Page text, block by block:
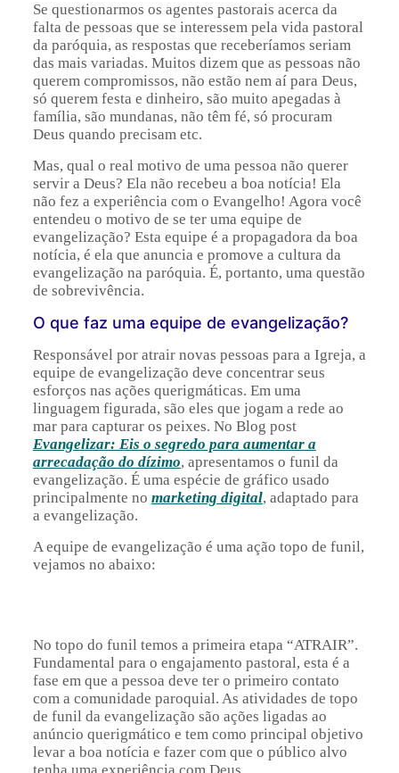
Se questionarmos os agentes pastorais acerca da
falta de pessoas que se interessem pela vida pastoral
da paróquia, as respostas que receberíamos seriam
das mais variadas. Muitos dizem que as pessoas não
querem compromissos, não estão nem aí para Deus,
só querem festa e dinheiro, são muito apegadas à
família, são mundanas, não têm fé, só procuram
Deus quando precisam etc.
Mas, qual o real motivo de uma pessoa não querer
servir a Deus? Ela não recebeu a boa notícia! Ela
não fez a experiência com o Evangelho! Agora você
entendeu o motivo de se ter uma equipe de
evangelização? Esta equipe é a propagadora da boa
notícia, é ela que anuncia e promove a cultura da
evangelização na paróquia. É, portanto, uma questão
de sobrevivência.
O que faz uma equipe de evangelização?
Responsável por atrair novas pessoas para a Igreja, a
equipe de evangelização deve concentrar seus
esforços nas ações querigmáticas. Em uma
linguagem figurada, são eles que jogam a rede ao
mar para capturar os peixes. No Blog post
Evangelizar: Eis o segredo para aumentar a
arrecadação do dízimo, apresentamos o funil da
evangelização. É uma espécie de gráfico usado
principalmente no marketing digital, adaptado para
a evangelização.
A equipe de evangelização é uma ação topo de funil,
vejamos no abaixo:
No topo do funil temos a primeira etapa “ATRAIR”.
Fundamental para o engajamento pastoral, esta é a
fase em que a pessoa deve ter o primeiro contato
com a comunidade paroquial. As atividades de topo
de funil da evangelização são ações ligadas ao
anúncio querigmático e tem como principal objetivo
levar a boa notícia e fazer com que o público alvo